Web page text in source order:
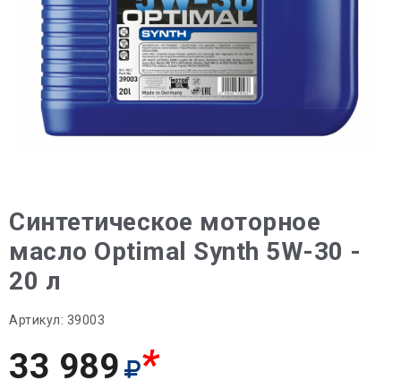
Синтетическое моторное
масло Optimal Synth 5W-30 -
20 л
Артикул: 39003
33 989 *